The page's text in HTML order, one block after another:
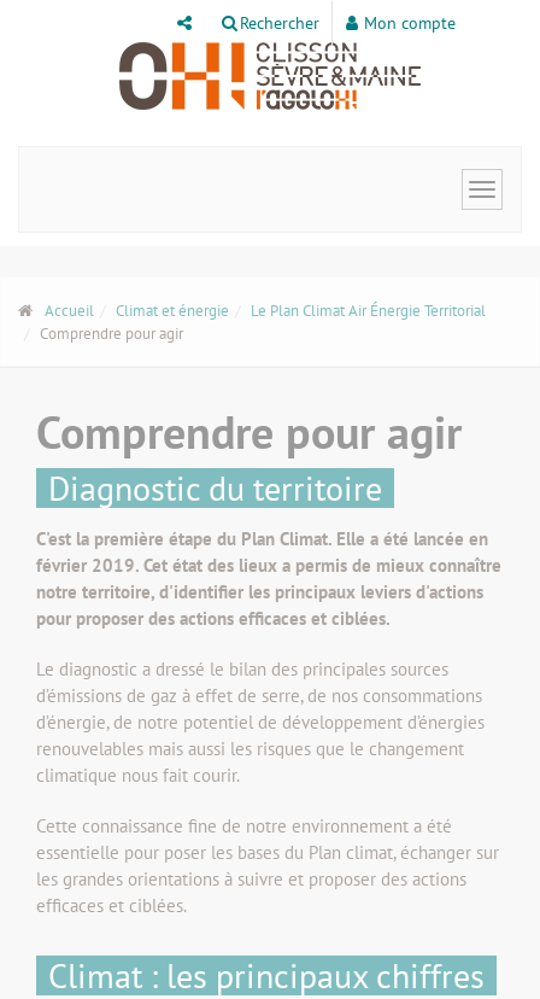
Rechercher Mon compte
Toggle
Accueil Climat et énergie
Le Plan Climat Air Énergie Territorial
Comprendre pour agir
Comprendre pour agir
Diagnostic du territoire
C'est la première étape du Plan Climat. Elle a été lancée en
février 2019. Cet état des lieux a permis de mieux connaître
notre territoire, d'identifier les principaux leviers d'actions
pour proposer des actions efficaces et ciblées.
Le diagnostic a dressé le bilan des principales sources
d’émissions de gaz à effet de serre, de nos consommations
d’énergie, de notre potentiel de développement d’énergies
renouvelables mais aussi les risques que le changement
climatique nous fait courir.
Cette connaissance fine de notre environnement a été
essentielle pour poser les bases du Plan climat, échanger sur
les grandes orientations à suivre et proposer des actions
efficaces et ciblées.
Climat : les principaux chiffres
Panneau de gestion des cookies